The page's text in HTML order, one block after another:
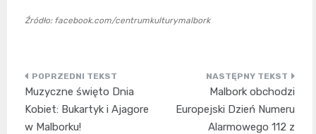
Źródło: facebook.com/centrumkulturymalbork
Nawigacja
wpisu
Muzyczne święto Dnia
Kobiet: Bukartyk i Ajagore
w Malborku!
Malbork obchodzi
Europejski Dzień Numeru
Alarmowego 112 z